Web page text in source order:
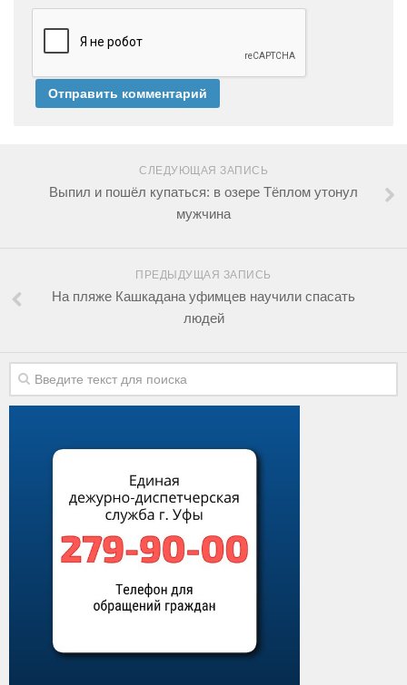
СЛЕДУЮЩАЯ ЗАПИСЬ
Выпил и пошёл купаться: в озере Тёплом утонул
мужчина
ПРЕДЫДУЩАЯ ЗАПИСЬ
На пляже Кашкадана уфимцев научили спасать
людей